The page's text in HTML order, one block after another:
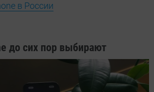
в России
до сих пор выбирают